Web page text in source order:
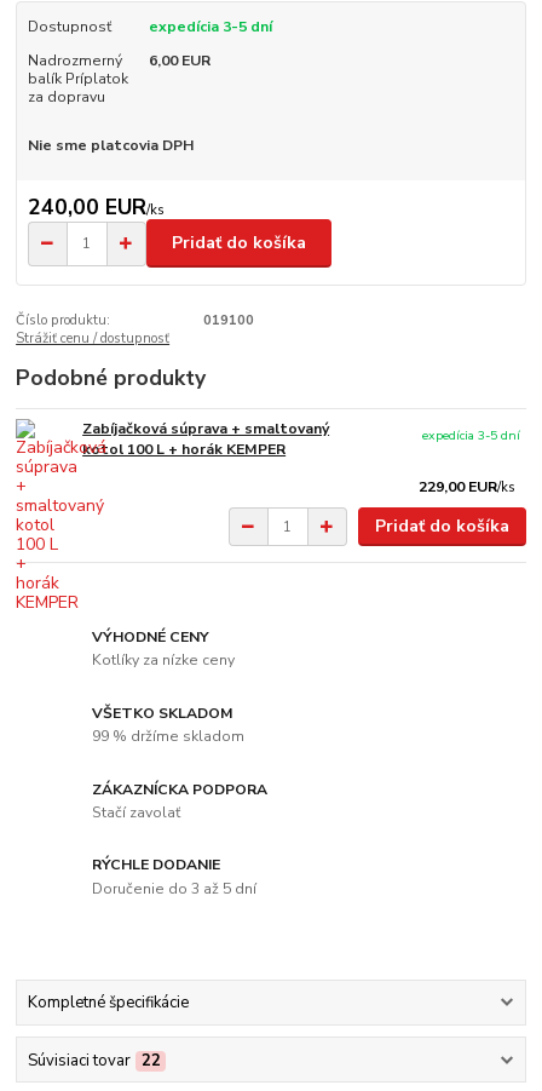
Dostupnosť
expedícia 3-5 dní
Nadrozmerný
balík Príplatok
za dopravu
6,00 EUR
Nie sme platcovia DPH
240,00 EUR/ks
Pridať do košíka
Číslo produktu:
019100
Strážiť cenu / dostupnosť
Podobné produkty
Zabíjačková súprava + smaltovaný
kotol 100 L + horák KEMPER
229,00 EUR/ks
expedícia 3-5 dní
Pridať do košíka
VÝHODNÉ CENY
Kotlíky za nízke ceny
VŠETKO SKLADOM
99 % držíme skladom
ZÁKAZNÍCKA PODPORA
Stačí zavolať
RÝCHLE DODANIE
Doručenie do 3 až 5 dní
Kompletné špecifikácie
Súvisiaci tovar 22